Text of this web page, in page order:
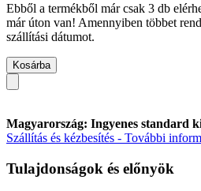
Ebből a termékből már csak 3 db
már úton van! Amennyiben többet
szállítási dátumot.
Kosárba
Magyarország: Ingyenes standard
Szállítás és kézbesítés - További
Tulajdonságok és előnyök